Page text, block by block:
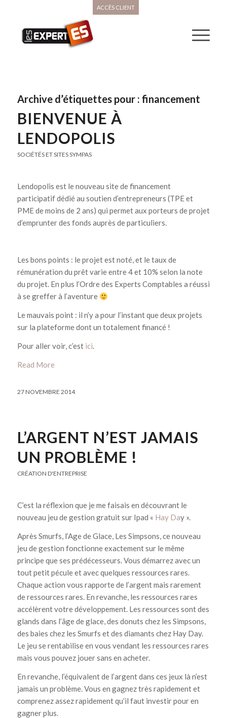
ACCÈS CLIENT
Archive d’étiquettes pour : financement
BIENVENUE À
LENDOPOLIS
SOCIÉTÉS ET SITES SYMPAS
Lendopolis est le nouveau site de financement
participatif dédié au soutien d’entrepreneurs (TPE et
PME de moins de 2 ans) qui permet aux porteurs de projet
d’emprunter des fonds auprès de particuliers.
Les bons points : le projet est noté, et le taux de
rémunération du prêt varie entre 4 et 10% selon la note
du projet. En plus l’Ordre des Experts Comptables a réussi
à se greffer à l’aventure
Le mauvais point : il n’y a pour l’instant que deux projets
sur la plateforme dont un totalement financé !
Pour aller voir, c’est ici.
Read More
27 NOVEMBRE 2014
L’ARGENT N’EST JAMAIS
UN PROBLÈME !
CRÉATION D'ENTREPRISE
C’est la réflexion que je me faisais en découvrant le
nouveau jeu de gestion gratuit sur Ipad « Hay Day ».
Après Smurfs, l’Age de Glace, Les Simpsons, ce nouveau
jeu de gestion fonctionne exactement sur le même
principe que ses prédécesseurs. Vous démarrez avec un
tout petit pécule et avec quelques ressources rares.
Chaque action vous rapporte de l’argent mais rarement
de ressources rares. En revanche, les ressources rares
accélèrent votre développement. Les ressources sont des
glands dans l’âge de glace, des donuts chez les Simpsons,
des baies chez les Smurfs et des diamants chez Hay Day.
Le jeu se rentabilise en vous vendant les ressources rares
mais vous pouvez jouer sans en acheter.
En revanche, l’équivalent de l’argent dans ces jeux là n’est
jamais un problème. Vous en gagnez très rapidement et
comprenez assez rapidement qu’il faut investir pour en
gagner plus.